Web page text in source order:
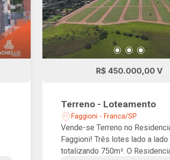
R$ 450.000,00 V
Terreno - Loteamento
Faggioni - Franca/SP
Vende-se Terreno no
Faggioni! Três lotes lado a lado
totalizando 750m². O